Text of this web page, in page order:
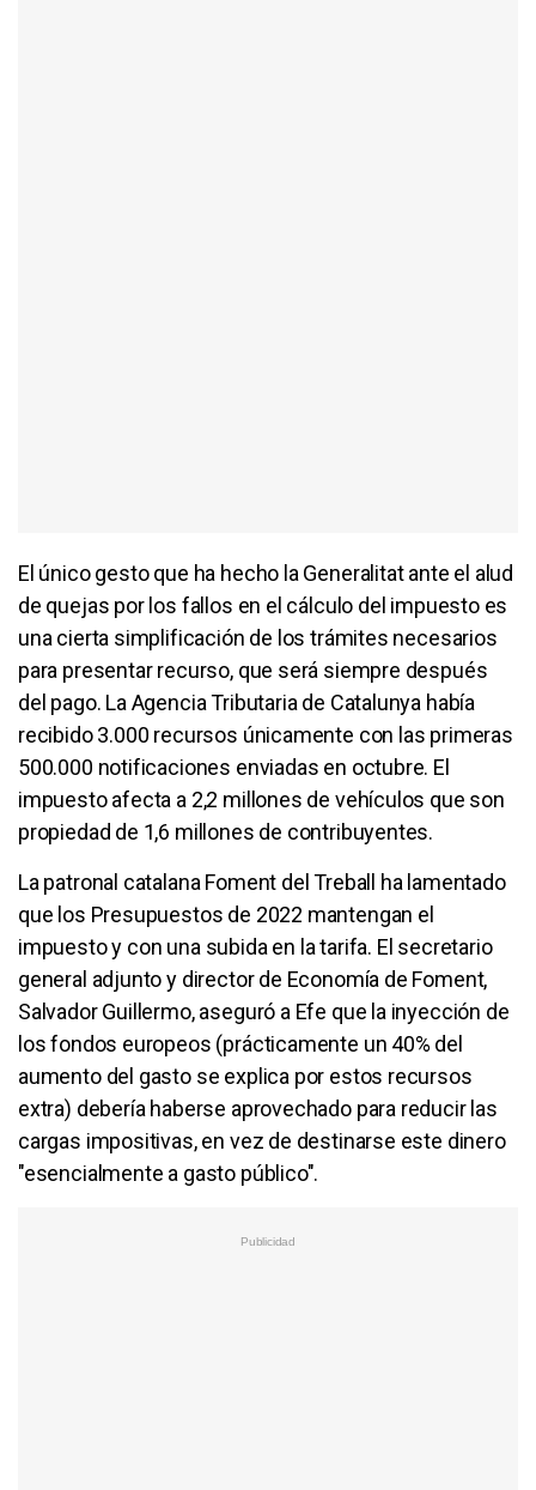
El único gesto que ha hecho la Generalitat ante el alud
de quejas por los fallos en el cálculo del impuesto es
una cierta simplificación de los trámites necesarios
para presentar recurso, que será siempre después
del pago. La Agencia Tributaria de Catalunya había
recibido 3.000 recursos únicamente con las primeras
500.000 notificaciones enviadas en octubre. El
impuesto afecta a 2,2 millones de vehículos que son
propiedad de 1,6 millones de contribuyentes.
La patronal catalana Foment del Treball ha lamentado
que los Presupuestos de 2022 mantengan el
impuesto y con una subida en la tarifa. El secretario
general adjunto y director de Economía de Foment,
Salvador Guillermo, aseguró a Efe que la inyección de
los fondos europeos (prácticamente un 40% del
aumento del gasto se explica por estos recursos
extra) debería haberse aprovechado para reducir las
cargas impositivas, en vez de destinarse este dinero
"esencialmente a gasto público".